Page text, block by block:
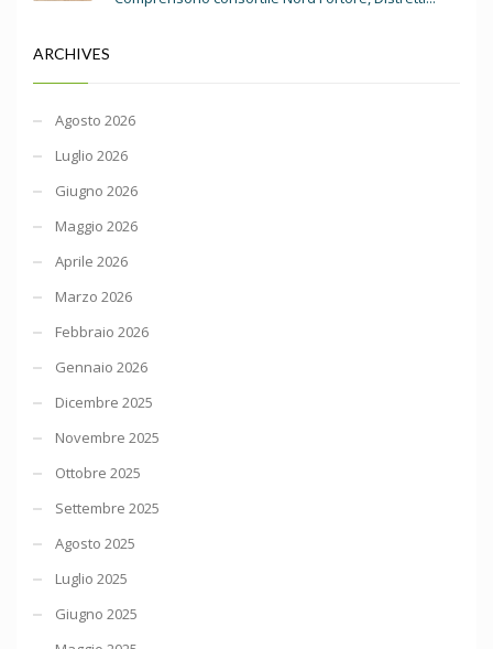
ARCHIVES
Agosto 2026
Luglio 2026
Giugno 2026
Maggio 2026
Aprile 2026
Marzo 2026
Febbraio 2026
Gennaio 2026
Dicembre 2025
Novembre 2025
Ottobre 2025
Settembre 2025
Agosto 2025
Luglio 2025
Giugno 2025